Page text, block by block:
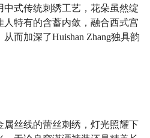
式传统刺绣工艺，花朵虽然绽
特有的含蓄内敛，融合西式宫
而加深了Huishan Zhang独具韵
属丝线的蕾丝刺绣，灯光照耀下